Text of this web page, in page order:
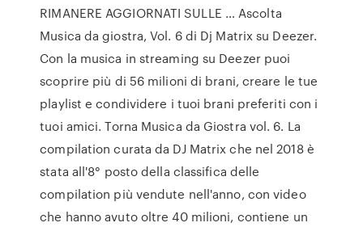
RIMANERE AGGIORNATI SULLE … Ascolta
Musica da giostra, Vol. 6 di Dj Matrix su Deezer.
Con la musica in streaming su Deezer puoi
scoprire più di 56 milioni di brani, creare le tue
playlist e condividere i tuoi brani preferiti con i
tuoi amici. Torna Musica da Giostra vol. 6. La
compilation curata da DJ Matrix che nel 2018 è
stata all'8° posto della classifica delle
compilation più vendute nell'anno, con video
che hanno avuto oltre 40 milioni, contiene un